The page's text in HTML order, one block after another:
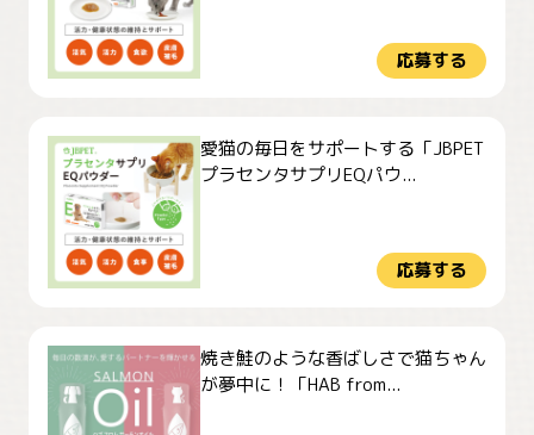
応募する
愛猫の毎日をサポートする「JBPET
プラセンタサプリEQパウ...
応募する
焼き鮭のような香ばしさで猫ちゃん
が夢中に！「HAB from...